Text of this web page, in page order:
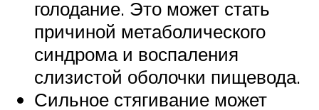
голодание. Это может стать
причиной метаболического
синдрома и воспаления
слизистой оболочки пищевода.
Сильное стягивание может